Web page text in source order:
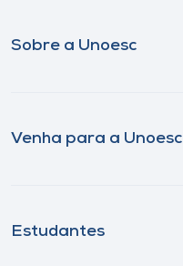
Sobre a Unoesc
Venha para a Unoesc
Estudantes